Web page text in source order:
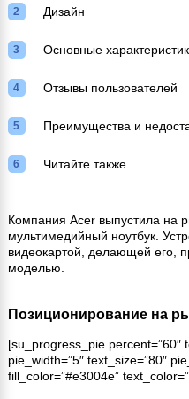
Дизайн
Основные
Отзывы пользователей
Преимущества и
Читайте также
Компания Acer выпустила на
мультимедийный ноутбук.
видеокартой, делающей его,
моделью.
Позиционирование на
[su_progress_pie percent=”60″
pie_width=”5″ text_size=”80″
fill_color=”#e3004e”